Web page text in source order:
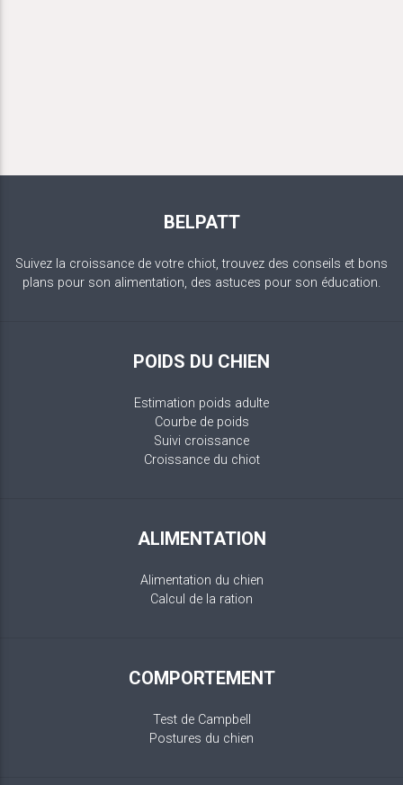
BELPATT
Suivez la croissance de votre chiot, trouvez des conseils et bons
plans pour son alimentation, des astuces pour son éducation.
POIDS DU CHIEN
Estimation poids adulte
Courbe de poids
Suivi croissance
Croissance du chiot
ALIMENTATION
Alimentation du chien
Calcul de la ration
COMPORTEMENT
Test de Campbell
Postures du chien